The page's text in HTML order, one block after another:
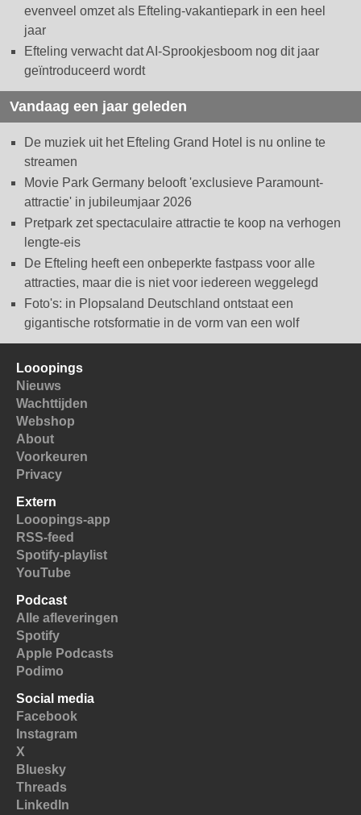
evenveel omzet als Efteling-vakantiepark in een heel
jaar
Efteling verwacht dat AI-Sprookjesboom nog dit jaar
geïntroduceerd wordt
Vandaag een jaar geleden
De muziek uit het Efteling Grand Hotel is nu online te
streamen
Movie Park Germany belooft 'exclusieve Paramount-
attractie' in jubileumjaar 2026
Pretpark zet spectaculaire attractie te koop na verhogen
lengte-eis
De Efteling heeft een onbeperkte fastpass voor alle
attracties, maar die is niet voor iedereen weggelegd
Foto's: in Plopsaland Deutschland ontstaat een
gigantische rotsformatie in de vorm van een wolf
Looopings
Nieuws
Wachttijden
Webshop
About
Voorkeuren
Privacy
Extern
Looopings-app
RSS-feed
Spotify-playlist
YouTube
Podcast
Alle afleveringen
Spotify
Apple Podcasts
Podimo
Social media
Facebook
Instagram
X
Bluesky
Threads
LinkedIn